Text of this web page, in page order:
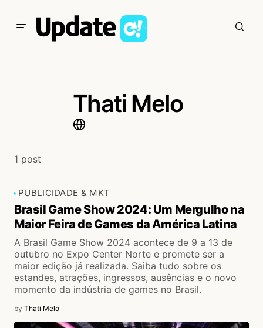
Thati Melo
1 post
PUBLICIDADE & MKT
Brasil Game Show 2024: Um Mergulho na
Maior Feira de Games da América Latina
A Brasil Game Show 2024 acontece de 9 a 13 de
outubro no Expo Center Norte e promete ser a
maior edição já realizada. Saiba tudo sobre os
estandes, atrações, ingressos, ausências e o novo
momento da indústria de games no Brasil.
by Thati Melo